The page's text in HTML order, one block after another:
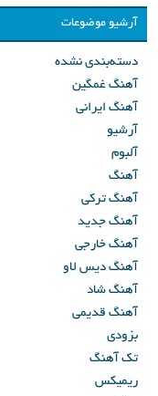
آرشیو موضوعات
دسته‌بندی نشده
آهنگ غمگین
آهنگ ایرانی
آرشیو
آلبوم
آهنگ
آهنگ ترکی
آهنگ جدید
آهنگ خارجی
آهنگ دیس لاو
آهنگ شاد
آهنگ قدیمی
بزودی
تک آهنگ
ریمیکس